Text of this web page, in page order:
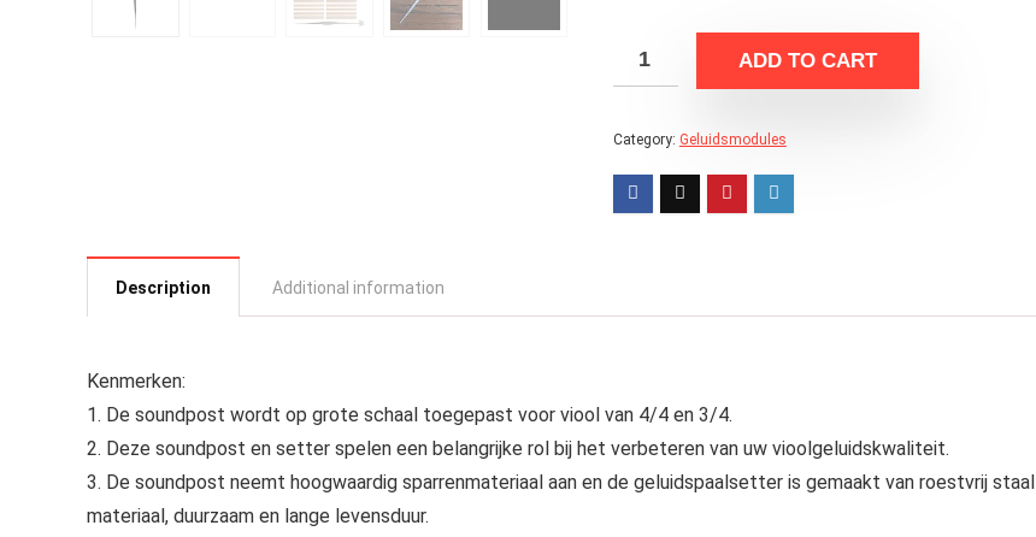
ADD TO CART
Category: Geluidsmodules
Description Additional information
Kenmerken:
1. De soundpost wordt op grote schaal toegepast voor viool van 4/4 en 3/4.
2. Deze soundpost en setter spelen een belangrijke rol bij het verbeteren van uw vioolgeluidskwaliteit.
3. De soundpost neemt hoogwaardig sparrenmateriaal aan en de geluidspaalsetter is gemaakt van roestvrij staal
materiaal, duurzaam en lange levensduur.